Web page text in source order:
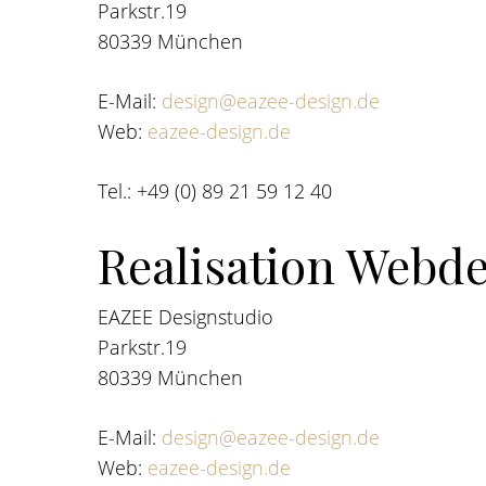
Parkstr.19
80339 München
E-Mail: design@eazee-design.de
Web: eazee-design.de
Tel.: +49 (0) 89 21 59 12 40
Realisation
EAZEE Designstudio
Parkstr.19
80339 München
E-Mail: design@eazee-design.de
Web: eazee-design.de